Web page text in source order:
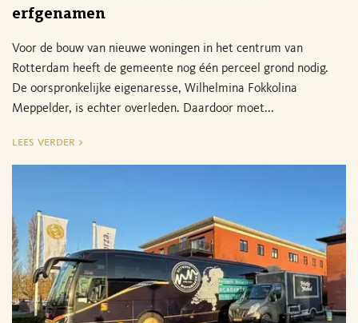
erfgenamen
Voor de bouw van nieuwe woningen in het centrum van
Rotterdam heeft de gemeente nog één perceel grond nodig.
De oorspronkelijke eigenaresse, Wilhelmina Fokkolina
Meppelder, is echter overleden. Daardoor moet...
lees verder >